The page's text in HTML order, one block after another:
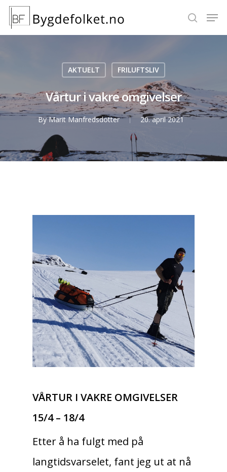
Hit enter to search or ESC to close
AKTUELT FRILUFTSLIV
Vårtur i vakre omgivelser
ByMarit Manfredsdotter 20. april 2021
VÅRTUR I VAKRE OMGIVELSER
15/4 – 18/4
Etter å ha fulgt med på
langtidsvarselet, fant jeg ut at nå